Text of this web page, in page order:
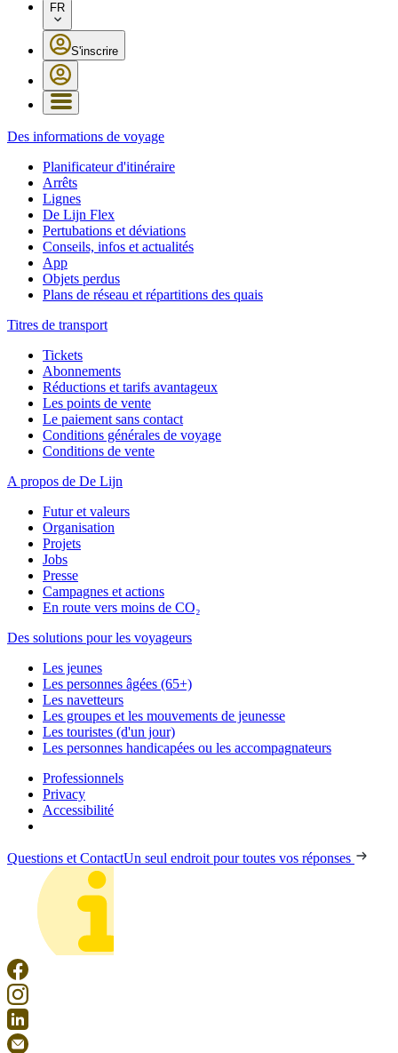
FR
S'inscrire
Des informations de voyage
Planificateur d'itinéraire
Arrêts
Lignes
De Lijn Flex
Pertubations et déviations
Conseils, infos et actualités
App
Objets perdus
Plans de réseau et répartitions des quais
Titres de transport
Tickets
Abonnements
Réductions et tarifs avantageux
Les points de vente
Le paiement sans contact
Conditions générales de voyage
Conditions de vente
A propos de De Lijn
Futur et valeurs
Organisation
Projets
Jobs
Presse
Campagnes et actions
En route vers moins de CO₂
Des solutions pour les voyageurs
Les jeunes
Les personnes âgées (65+)
Les navetteurs
Les groupes et les mouvements de jeunesse
Les touristes (d'un jour)
Les personnes handicapées ou les accompagnateurs
Professionnels
Privacy
Accessibilité
Questions et ContactUn seul endroit pour toutes vos réponses